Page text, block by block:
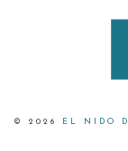
© 2026 EL NIDO